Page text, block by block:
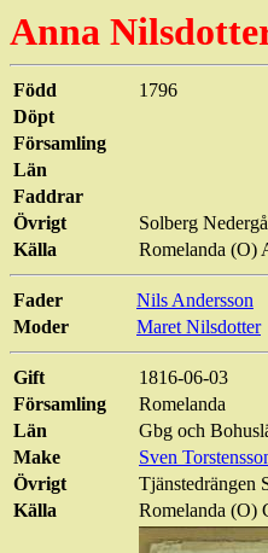
Anna
Född
1796
Döpt
Församling
Län
Faddrar
Övrigt
Solberg
Källa
Romelanda (O)
Fader
Nils Andersson
Moder
Maret Nilsdotter
Gift
1816-06-03
Församling
Romelanda
Län
Gbg och
Make
Sven
Övrigt
Tjänstedrängen
Källa
Romelanda (O)